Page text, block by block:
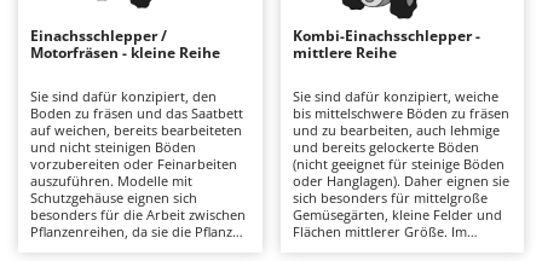
Aschesauger
Astkettensägen - Hochentaster
Astscheren
Atemschutzgeräte
Aufroller für Olivennetze
Aufschnittmaschinen
Alpina
Ama
Ambrogio Robot
Annovi Reverberi
ANTHBOT
Archman
Einachsschlepper /
Motorfräsen - kleine Reihe
Sie sind dafür konzipiert, den
Boden zu fräsen und das Saatbett
auf weichen, bereits bearbeiteten
und nicht steinigen Böden
vorzubereiten oder Feinarbeiten
auszuführen. Modelle mit
Schutzgehäuse eignen sich
besonders für die Arbeit zwischen
Pflanzenreihen, da sie die Pflanzen
Kombi-Einachsschlepper -
mittlere Reihe
Sie sind dafür konzipiert, weiche
bis mittelschwere Böden zu fräsen
und zu bearbeiten, auch lehmige
und bereits gelockerte Böden
(nicht geeignet für steinige Böden
oder Hanglagen). Daher eignen sie
sich besonders für mittelgroße
Gemüsegärten, kleine Felder und
Flächen mittlerer Größe. Im